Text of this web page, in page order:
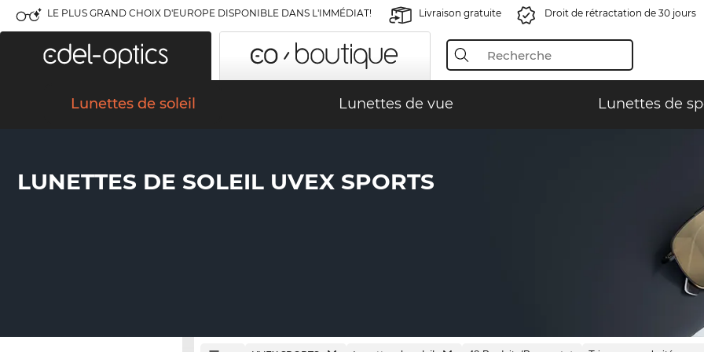
LE PLUS GRAND CHOIX D'EUROPE DISPONIBLE DANS L'IMMÉDIAT! Livraison gratuite Droit de rétractation de 30 jours
Lunettes de soleil Lunettes de vue Lunettes de
LUNETTES DE SOLEIL UVEX SPORTS